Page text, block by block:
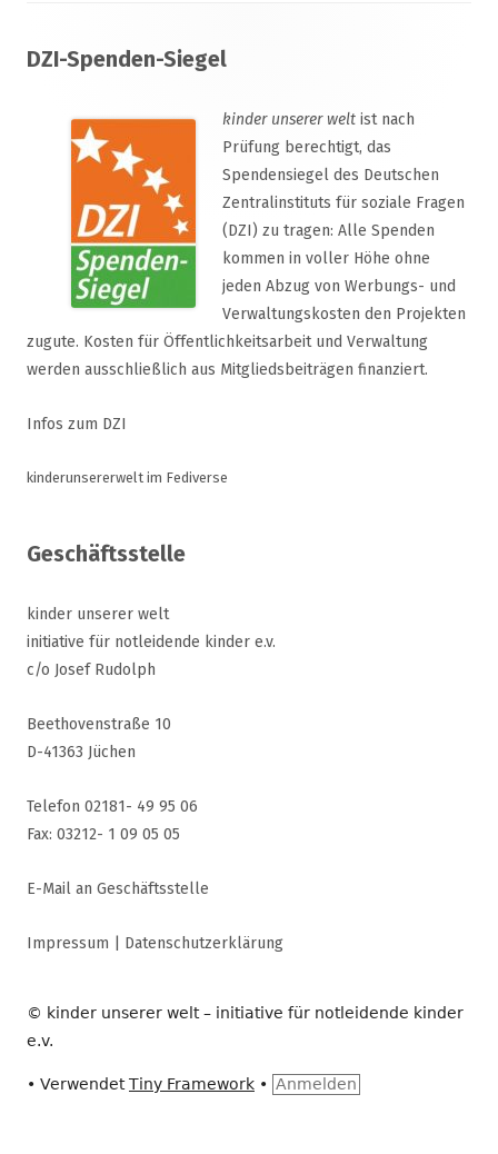
Inhalt
DZI-Spenden-Siegel
kinder unserer welt ist nach
Prüfung berechtigt, das
Spendensiegel des Deutschen
Zentralinstituts für soziale Fragen
(DZI) zu tragen: Alle Spenden
kommen in voller Höhe ohne
jeden Abzug von Werbungs- und
Verwaltungskosten den Projekten
zugute. Kosten für Öffentlichkeitsarbeit und Verwaltung
werden ausschließlich aus Mitgliedsbeiträgen finanziert.
Infos zum DZI
kinderunsererwelt im Fediverse
Geschäftsstelle
kinder unserer welt
initiative für notleidende kinder e.v.
c/o Josef Rudolph
Beethovenstraße 10
D-41363 Jüchen
Telefon 02181- 49 95 06
Fax: 03212- 1 09 05 05
E-Mail an Geschäftsstelle
Impressum Datenschutzerklärung
© kinder unserer welt – initiative für notleidende kinder
e.v.
• VerwendetTiny Framework • Anmelden